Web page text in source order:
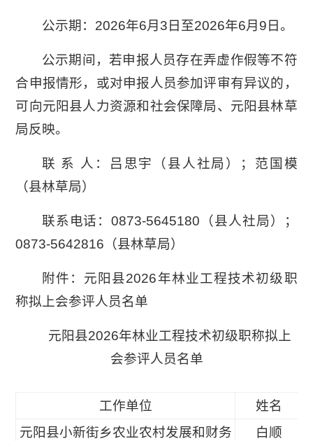
公示期：2026年6月3日至2026年6月9日。
公示期间，若申报人员存在弄虚作假等不符
合申报情形，或对申报人员参加评审有异议的，
可向元阳县人力资源和社会保障局、元阳县林草
局反映。
联 系 人：吕思宇（县人社局）；范国模
（县林草局）
联系电话：0873-5645180（县人社局）；
0873-5642816（县林草局）
附件：元阳县2026年林业工程技术初级职
称拟上会参评人员名单
元阳县2026年林业工程技术初级职称拟上
会参评人员名单
工作单位 姓名
元阳县小新街乡农业农村发展和财务
白顺